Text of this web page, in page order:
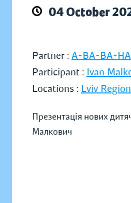
04 October
Partner : A-BA-BA-
Participant : Ivan
Locations : Lviv
Презентація нових
Малкович